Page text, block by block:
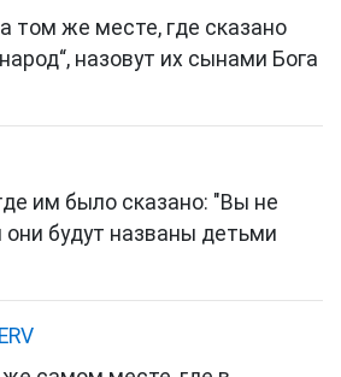
том же месте, где сказано
“, назовут их сынами Бога
им было сказано: "Вы не
будут названы детьми